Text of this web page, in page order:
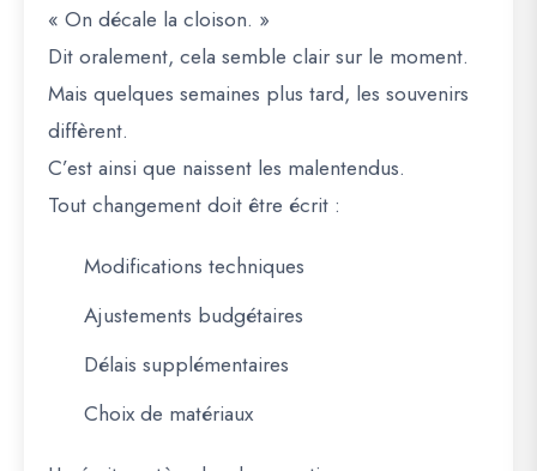
« On décale la cloison. »
Dit oralement, cela semble clair sur le moment.
Mais quelques semaines plus tard, les souvenirs
diffèrent.
C’est ainsi que naissent les malentendus.
Tout changement doit être écrit :
Modifications techniques
Ajustements budgétaires
Délais supplémentaires
Choix de matériaux